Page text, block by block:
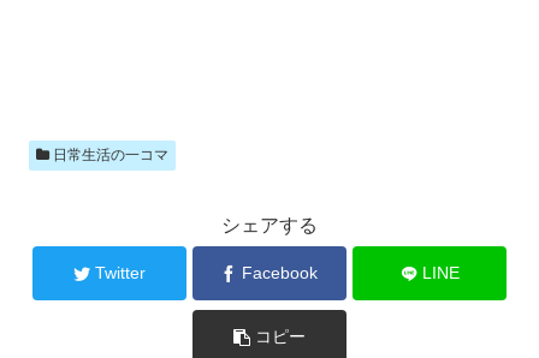
日常生活の一コマ
シェアする
Twitter Facebook LINE
コピー